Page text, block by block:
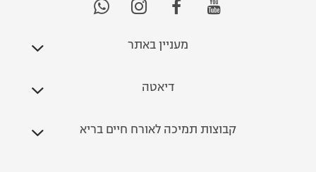
מעניין באתר
דיאטה
קבוצות תמיכה לאורח חיים בריא